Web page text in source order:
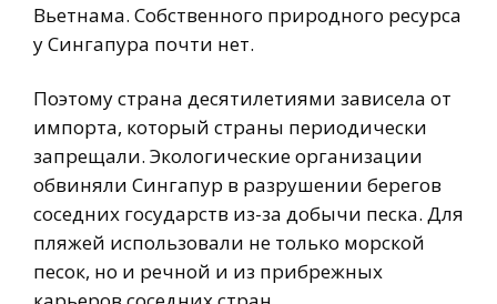
Вьетнама. Собственного природного ресурса
у Сингапура почти нет.
Поэтому страна десятилетиями зависела от
импорта, который страны периодически
запрещали. Экологические организации
обвиняли Сингапур в разрушении берегов
соседних государств из-за добычи песка. Для
пляжей использовали не только морской
песок, но и речной и из прибрежных